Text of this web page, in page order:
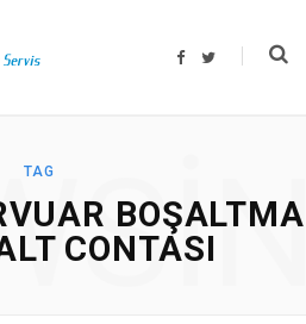
F
T
TAG
BOŞALTMA
CONTASI